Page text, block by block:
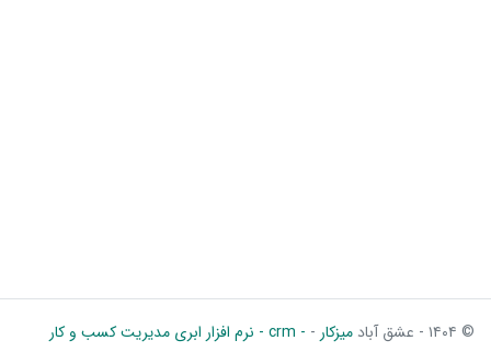
© ۱۴۰۴ - عشق آباد میزکار - - crm - نرم افزار ابری مدیریت کسب و کار